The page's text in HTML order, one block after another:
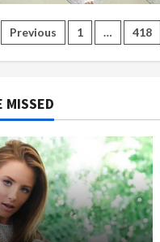
Posts
pagination
Previous 1 … 418
MISSED